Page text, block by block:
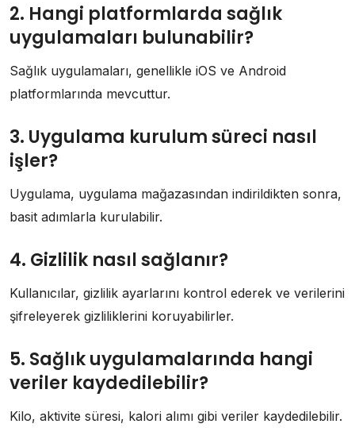
2. Hangi platformlarda sağlık
uygulamaları bulunabilir?
Sağlık uygulamaları, genellikle iOS ve Android
platformlarında mevcuttur.
3. Uygulama kurulum süreci nasıl
işler?
Uygulama, uygulama mağazasından indirildikten sonra,
basit adımlarla kurulabilir.
4. Gizlilik nasıl sağlanır?
Kullanıcılar, gizlilik ayarlarını kontrol ederek ve verilerini
şifreleyerek gizliliklerini koruyabilirler.
5. Sağlık uygulamalarında hangi
veriler kaydedilebilir?
Kilo, aktivite süresi, kalori alımı gibi veriler kaydedilebilir.